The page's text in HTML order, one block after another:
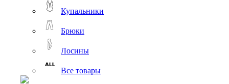
Купальники
Брюки
Лосины
Все товары